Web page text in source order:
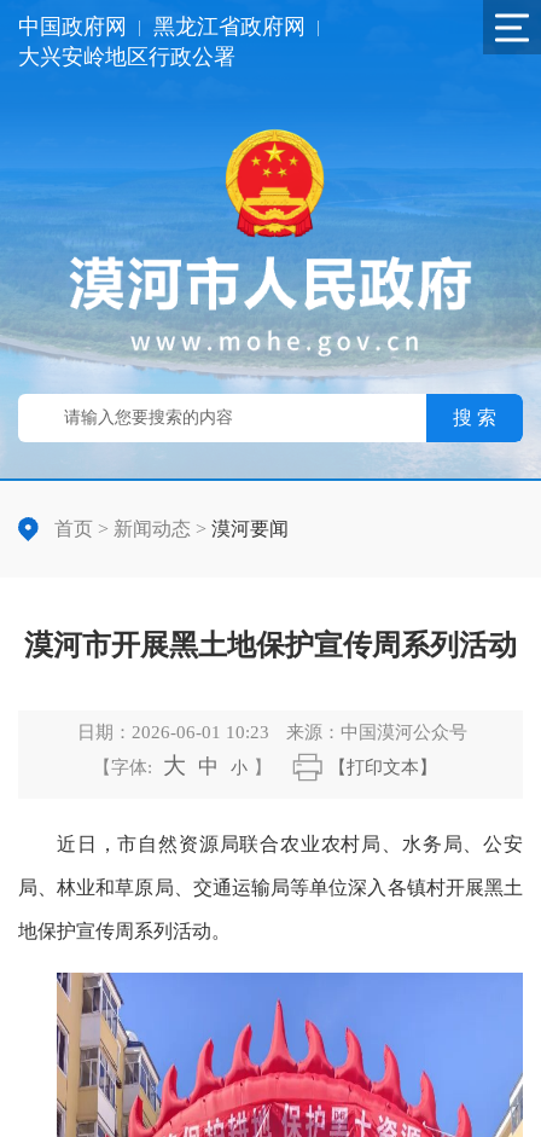
中国政府网 黑龙江省政府网
大兴安岭地区行政公署
搜 索
首页 > 新闻动态 > 漠河要闻
漠河市开展黑土地保护宣传周系列活动
日期： 2026-06-01 10:23 来源： 中国漠河公众号
【字体:
大 中 小 】 【打印文本】
近日，市自然资源局联合农业农村局、水务局、公安
局、林业和草原局、交通运输局等单位深入各镇村开展黑土
地保护宣传周系列活动。